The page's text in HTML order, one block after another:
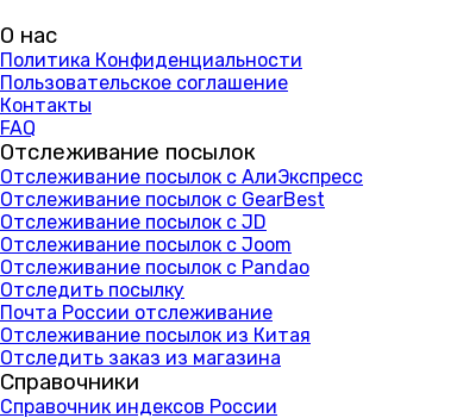
О нас
Политика Конфиденциальности
Пользовательское соглашение
Контакты
FAQ
Отслеживание посылок
Отслеживание посылок с АлиЭкспресс
Отслеживание посылок с GearBest
Отслеживание посылок с JD
Отслеживание посылок с Joom
Отслеживание посылок с Pandao
Отследить посылку
Почта России отслеживание
Отслеживание посылок из Китая
Отследить заказ из магазина
Справочники
Справочник индексов России